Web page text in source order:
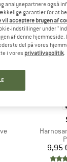
Artikel
9,95
analysepartnere også
garantier for at
vil acceptere brugen af
indstillinger under
af denne hjemmeside.
del på vores
i vores privatlivspolitik.